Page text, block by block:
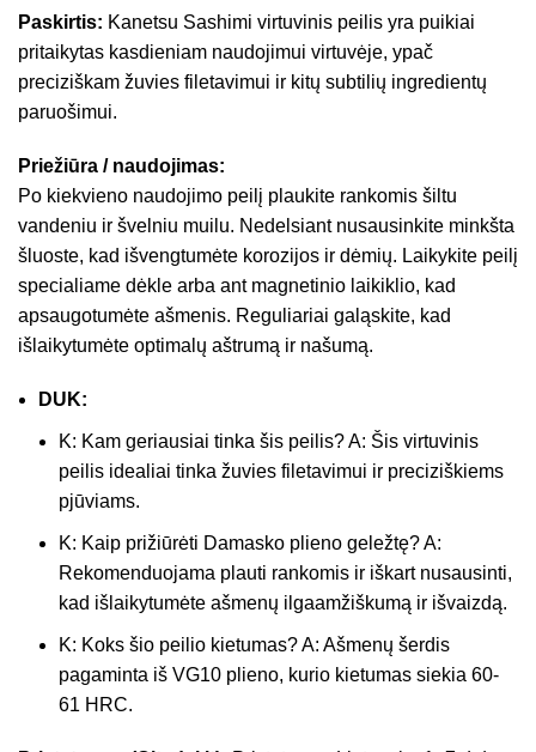
Paskirtis: Kanetsu Sashimi virtuvinis peilis yra puikiai
pritaikytas kasdieniam naudojimui virtuvėje, ypač
preciziškam žuvies filetavimui ir kitų subtilių ingredientų
paruošimui.
Priežiūra / naudojimas:
Po kiekvieno naudojimo peilį plaukite rankomis šiltu
vandeniu ir švelniu muilu. Nedelsiant nusausinkite minkšta
šluoste, kad išvengtumėte korozijos ir dėmių. Laikykite peilį
specialiame dėkle arba ant magnetinio laikiklio, kad
apsaugotumėte ašmenis. Reguliariai galąskite, kad
išlaikytumėte optimalų aštrumą ir našumą.
DUK:
K: Kam geriausiai tinka šis peilis? A: Šis virtuvinis
peilis idealiai tinka žuvies filetavimui ir preciziškiems
pjūviams.
K: Kaip prižiūrėti Damasko plieno geležtę? A:
Rekomenduojama plauti rankomis ir iškart nusausinti,
kad išlaikytumėte ašmenų ilgaamžiškumą ir išvaizdą.
K: Koks šio peilio kietumas? A: Ašmenų šerdis
pagaminta iš VG10 plieno, kurio kietumas siekia 60-
61 HRC.